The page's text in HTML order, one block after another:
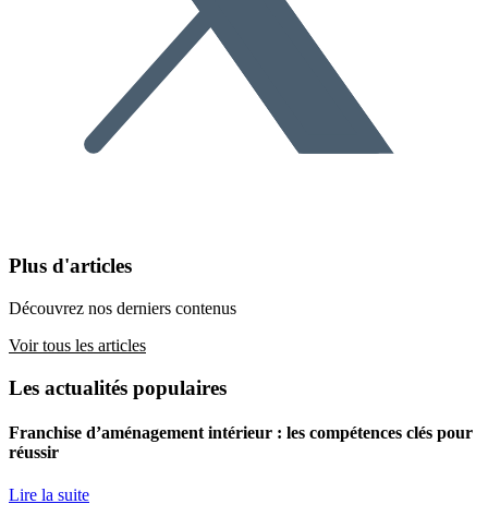
Plus d'articles
Découvrez nos derniers contenus
Voir tous les articles
Les actualités populaires
Franchise d’aménagement intérieur : les compétences clés pour
réussir
Lire la suite